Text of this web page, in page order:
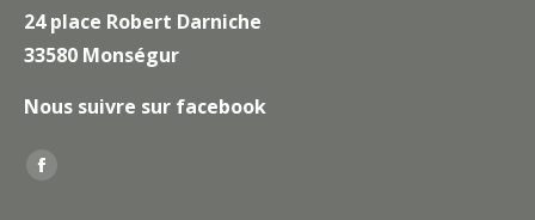
24 place Robert Darniche
33580 Monségur
Nous suivre sur facebook
Trouvez nous sur :
La